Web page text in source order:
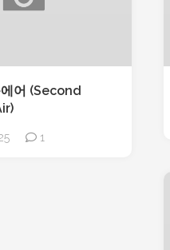
어 (Second
1